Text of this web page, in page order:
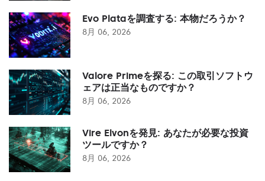
Evo Plataを調査する: 本物だろうか？
8月 06, 2026
Valore Primeを探る: この取引ソフトウ
ェアは正当なものですか？
8月 06, 2026
Vire Elvonを発見: あなたが必要な投資
ツールですか？
8月 06, 2026